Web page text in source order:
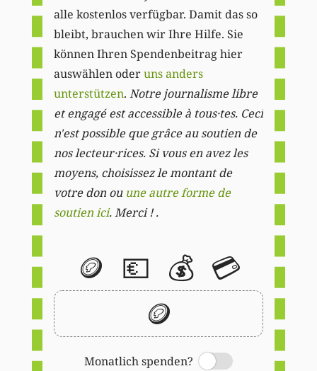
alle kostenlos verfügbar. Damit das so
bleibt, brauchen wir Ihre Hilfe. Sie
können Ihren Spendenbeitrag hier
auswählen oderuns anders
unterstützen. Notre journalisme libre
et engagé est accessible à tous·tes. Ceci
n'est possible que grâce au soutien de
nos lecteur·rices. Si vous en avez les
moyens, choisissez le montant de
votre don ou une autre forme de
soutien ici. Merci ! .
🪙 💶 💰 💳
🪙
Monatlich spenden?
Switch